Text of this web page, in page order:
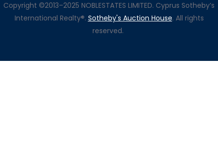
Copyright ©2013–2025 NOBLESTATES LIMITED. Cyprus Sotheby’s
International Realty®. Sotheby's Auction House. All rights
reserved.